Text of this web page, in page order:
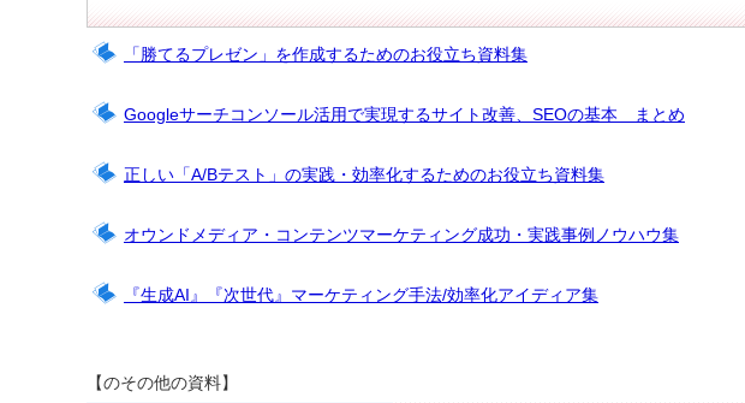
「勝てるプレゼン」を作成するためのお役立ち資料集
Googleサーチコンソール活用で実現するサイト改善、SEOの基本 まとめ
正しい「A/Bテスト」の実践・効率化するためのお役立ち資料集
オウンドメディア・コンテンツマーケティング成功・実践事例ノウハウ集
『生成AI』『次世代』マーケティング手法/効率化アイディア集
【のその他の資料】